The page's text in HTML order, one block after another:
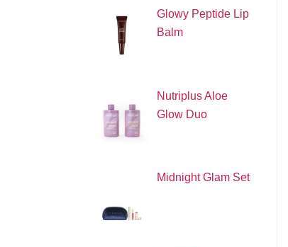
Glowy Peptide Lip
Balm
Nutriplus Aloe
Glow Duo
Midnight Glam Set